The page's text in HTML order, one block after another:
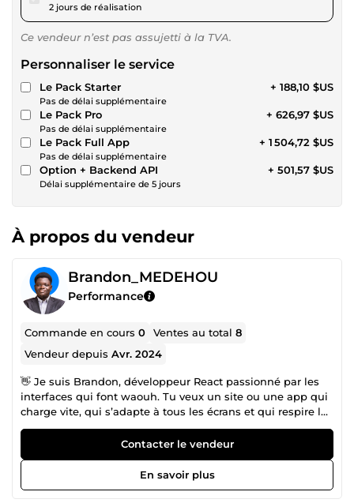
2 jours de réalisation
Ce vendeur n’est pas assujetti à la TVA.
Personnaliser le service
Le Pack Starter
Pas de délai supplémentaire
+ 188,10 $US
Le Pack Pro
Pas de délai supplémentaire
+ 626,97 $US
Le Pack Full App
Pas de délai supplémentaire
+ 1 504,72 $US
Option + Backend API
Délai supplémentaire de 5 jours
+ 501,57 $US
À propos du vendeur
Brandon_MEDEHOU
Performance
Commande en cours0 Ventes au total8
Vendeur depuisAvr. 2024
👋 Je suis Brandon, développeur React passionné par les
interfaces qui font waouh. Tu veux un site ou une app qui
charge vite, qui s’adapte à tous les écrans et qui respire la
modernité ? Tu es au bon endroit. 🎯 Autodidacte
passionné, j’ai appris React pour résoudre mes propres
frustrations sur le web. Aujourd’hui, j’aide les autres à ne
plus en avoir. Je transforme des maquettes (Figma, Adobe
XD…) ou des idées floues en interfaces React.js robustes,
Contacter le vendeur
En savoir plus